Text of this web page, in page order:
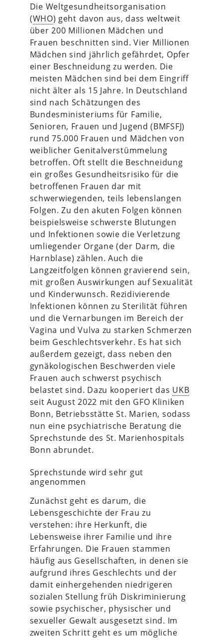
Die Weltgesundheitsorganisation
(WHO) geht davon aus, dass weltweit
über 200 Millionen Mädchen und
Frauen beschnitten sind. Vier Millionen
Mädchen sind jährlich gefährdet, Opfer
einer Beschneidung zu werden. Die
meisten Mädchen sind bei dem Eingriff
nicht älter als 15 Jahre. In Deutschland
sind nach Schätzungen des
Bundesministeriums für Familie,
Senioren, Frauen und Jugend (BMFSFJ)
rund 75.000 Frauen und Mädchen von
weiblicher Genitalverstümmelung
betroffen. Oft stellt die Beschneidung
ein großes Gesundheitsrisiko für die
betroffenen Frauen dar mit
schwerwiegenden, teils lebenslangen
Folgen. Zu den akuten Folgen können
beispielsweise schwerste Blutungen
und Infektionen sowie die Verletzung
umliegender Organe (der Darm, die
Harnblase) zählen. Auch die
Langzeitfolgen können gravierend sein,
mit großen Auswirkungen auf Sexualität
und Kinderwunsch. Rezidivierende
Infektionen können zu Sterilität führen
und die Vernarbungen im Bereich der
Vagina und Vulva zu starken Schmerzen
beim Geschlechtsverkehr. Es hat sich
außerdem gezeigt, dass neben den
gynäkologischen Beschwerden viele
Frauen auch schwerst psychisch
belastet sind. Dazu kooperiert das UKB
seit August 2022 mit den GFO Kliniken
Bonn, Betriebsstätte St. Marien, sodass
nun eine psychiatrische Beratung die
Sprechstunde des St. Marienhospitals
Bonn abrundet.
Sprechstunde wird sehr gut
angenommen
Zunächst geht es darum, die
Lebensgeschichte der Frau zu
verstehen: ihre Herkunft, die
Lebensweise ihrer Familie und ihre
Erfahrungen. Die Frauen stammen
häufig aus Gesellschaften, in denen sie
aufgrund ihres Geschlechts und der
damit einhergehenden niedrigeren
sozialen Stellung früh Diskriminierung
sowie psychischer, physischer und
sexueller Gewalt ausgesetzt sind. Im
zweiten Schritt geht es um mögliche